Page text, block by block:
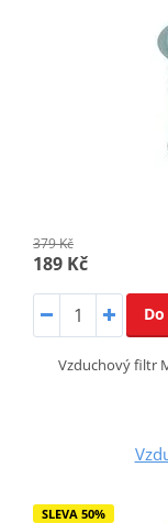
379 Kč
189 Kč
Vzduchový filtr
SLEVA 50%